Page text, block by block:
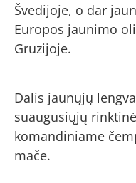
Švedijoje, o dar
Europos jaunimo
Gruzijoje.
Dalis jaunųjų
suaugusiųjų
komandiniame
mače.